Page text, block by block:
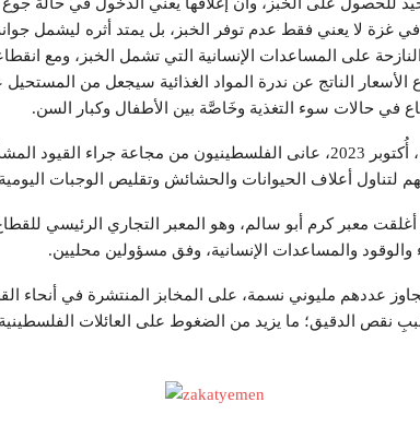
في غزة لا يعني فقط عدم توفر الخبز، بل يمتد أثره ليشمل
على المساعدات الإنسانية التي تشمل الخبز، ومع
الأسعار الناتج عن ندرة المواد الغذائية سيجعل من المستحيل
في حالات سوء التغذية وخَاصَّة بين الأطفال وكبار السن.
ومنذ بدء حرب الإبادة الصهيونية، أُكتوبر 2023، عانى الفلسطينيون من مجاعة
أعلاف الحيوانات والحشائش وتقليص الوجبات اليومية
معبر كرم أبو سالم، وهو المعبر التجاري الرئيسي
والوقود والمساعدات الإنسانية، وفق مسؤولين محليين.
عددهم مليوني نسمة، على المخابز المنتشرة في أنحاء
بسَببِ نقص الدقيق؛ ما يزيد من الضغوط على العائلات